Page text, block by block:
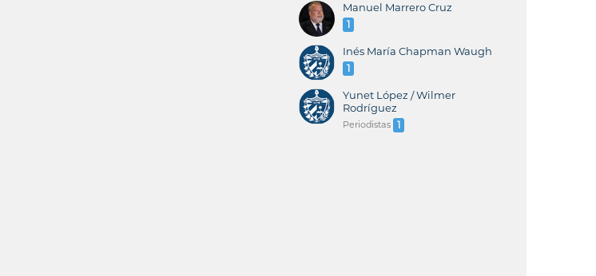
Manuel Marrero Cruz
1
Inés María Chapman Waugh
1
Yunet López / Wilmer
Rodríguez
Periodistas 1